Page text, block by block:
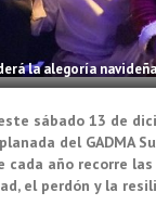
la alegoría
sábado 13 de
del GADMA
año recorre
el perdón y la